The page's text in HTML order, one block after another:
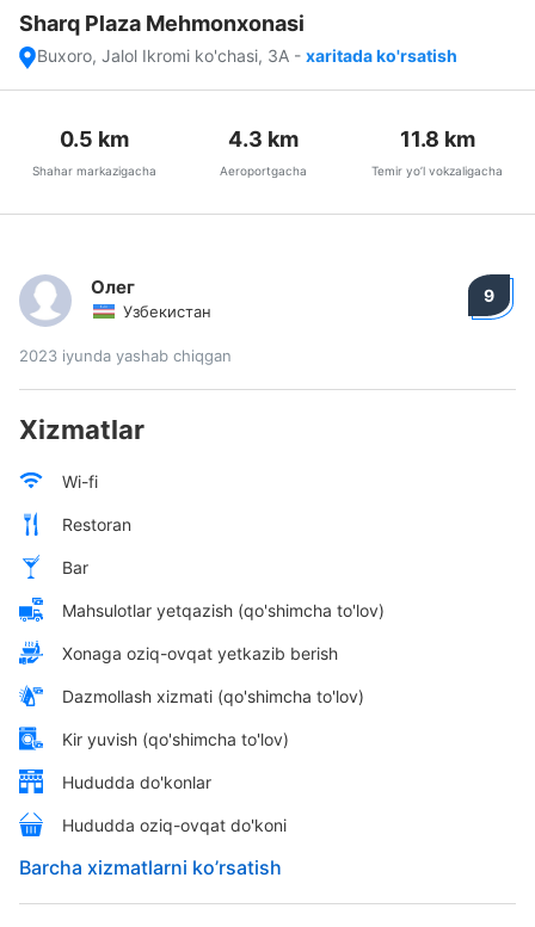
Sharq Plaza Mehmonxonasi
Buxoro, Jalol Ikromi ko'chasi, 3А - xaritada ko'rsatish
0.5 km
Shahar markazigacha
4.3 km
Aeroportgacha
11.8 km
Temir yo’l vokzaligacha
Олег
Узбекистан
9
2023 iyunda yashab chiqgan
Xizmatlar
Wi-fi
Restoran
Bar
Mahsulotlar yetqazish (qo'shimcha to'lov)
Xonaga oziq-ovqat yetkazib berish
Dazmollash xizmati (qo'shimcha to'lov)
Kir yuvish (qo'shimcha to'lov)
Hududda do'konlar
Hududda oziq-ovqat do'koni
Barcha xizmatlarni ko’rsatish